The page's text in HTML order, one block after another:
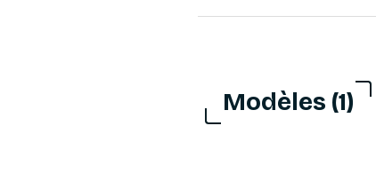
Modèles (1)